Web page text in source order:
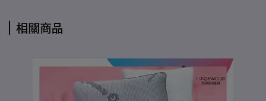
相關商品